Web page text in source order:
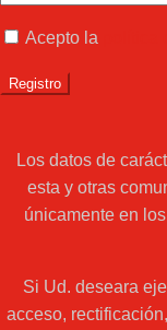
Acepto la
Los datos de
esta y otras
únicamente en
Si Ud. deseara
acceso,